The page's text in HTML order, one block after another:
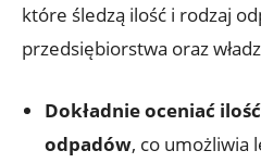
które śledzą ilość i rodzaj
przedsiębiorstwa oraz
Dokładnie oceniać
odpadów, co umożliwia